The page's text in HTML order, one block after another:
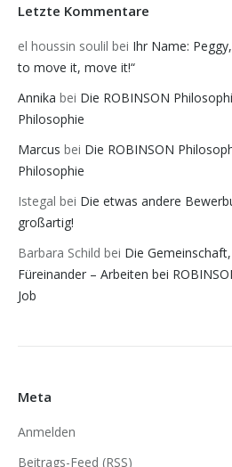
Letzte Kommentare
el houssin soulil bei Ihr Name:
to move it, move it!“
Annika bei Die ROBINSON
Philosophie
Marcus bei Die ROBINSON
Philosophie
Istegal bei Die etwas andere
großartig!
Barbara Schild bei Die
Füreinander – Arbeiten bei
Job
Meta
Anmelden
Beitrags-Feed (RSS)